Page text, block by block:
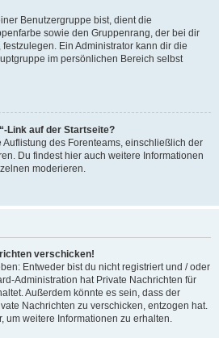
Benutzergruppe bist, dient die
sowie den Gruppenrang, der bei dir
Ein Administrator kann dir die
im persönlichen Bereich selbst
Link auf der Startseite?
des Forenteams, einschließlich der
Du findest hier auch weitere Informationen
moderieren.
verschicken!
Entweder bist du nicht registriert und / oder
Administration hat Private Nachrichten für
Außerdem könnte es sein, dass der
Nachrichten zu verschicken, entzogen hat.
um weitere Informationen zu erhalten.